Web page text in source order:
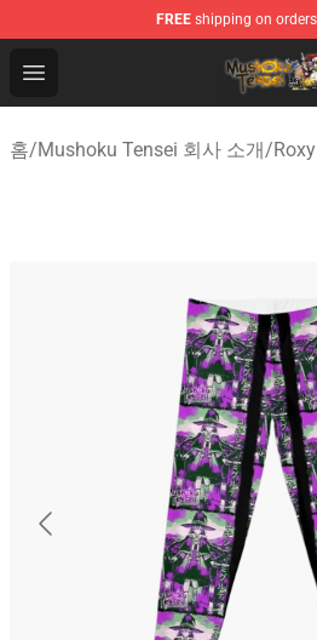
FREE shipping on
Open menu
Mushoku Tensei Store -
홈/Mushoku Tensei 회사 소개/